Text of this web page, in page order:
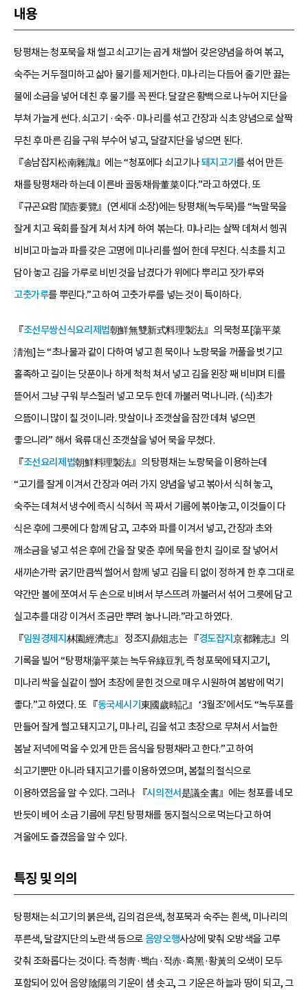
내용
탕평채는 청포묵을 채 썰고 쇠고기는 곱게 채썰어 갖은양념을 하여 볶고,
숙주는 거두절미하고 삶아 물기를 제거한다. 미나리는 다듬어 줄기만 끓는
물에 소금을 넣어 데친 후 물기를 꼭 짠다. 달걀은 황백으로 나누어 지단을
부쳐 가늘게 썬다. 쇠고기 ·숙주·미나리를 섞고 간장과 식초 양념으로 살짝
무친 후 마른 김을 구워 부수어 넣고, 달걀지단을 넣으면 된다.
『송남잡지松南雜識』에는 “청포에다 쇠고기나돼지고기 를 섞어 만든
채를 탕평채라 하는데 이른바 골동채骨董菜이다.”라고 하였다. 또
『규곤요람 閨壼要覽』(연세대 소장)에는 탕평채(녹두묵)를 “녹말묵을
잘게 치고 육회를 잘게 쳐서 차게 하여 볶는다. 미나리는 살짝 데쳐서 헹궈
비비고 마늘과 파를 갖은 고명에 미나리를 썰어 한데 무친다. 식초를 치고
담아 놓고 김을 가루로 비빈 것을 남겼다가 위에다 뿌리고 잣가루와
고춧가루를 뿌린다.”고 하여 고춧가루를 넣는 것이 특이하다.
『조선무쌍신식요리제법朝鮮無雙新式料理製法』의 묵청포[蕩平菜
淸泡]는 “초나물과 같이 다하여 넣고 흰 묵이나 노랑묵을 꺼풀을 벗기고
홀족하고 길이는 닷푼이나 하게 척척 쳐서 넣고 김을 왼장 째 비비며 티를
뜯어서 그냥 구워 부스질러 넣고 모두 한데 까불러 먹나니라. (식)초가
으뜸이니 많이 칠 것이니라. 맛살이나 조갯살을 잠깐 데쳐 넣으면
좋으니라” 해서 육류 대신 조갯살을 넣어 묵을 무쳤다.
『조선요리제법朝鮮料理製法』의 탕평채는 노랑묵을 이용하는데
“고기를 잘게 이겨서 간장과 여러 가지 양념을 넣고 볶아서 식혀 놓고,
숙주는 데쳐서 냉수에 즉시 식혀서 꼭 짜서 기름에 볶아놓고, 이것들이 다
식은 후에 그릇에 다 함께 담고, 고추와 파를 이겨서 넣고, 간장과 초와
깨소금을 넣고 섞은 후에 간을 잘 맞춘 후에 묵을 한치 길이로 잘 넣어서
새끼손가락 굵기만큼씩 썰어서 함께 넣고 김을 티 없이 정하게 한 후 그대로
약간만 볼에 쪼여서 두 손으로 비벼서 부스뜨려 까불러서 섞어 그릇에 담고
실고추를 대강 이겨서 조금만 뿌려 놓나니라.”라고 하였다.
『임원경제지 林園經濟志』 정조지鼎俎志는 『경도잡지京都雜志』의
기록을 빌어 “탕평채蕩平菜는 녹두유綠豆乳 즉 청포묵에 돼지고기,
미나리 싹을 실같이 썰어 초장에 묻힌 것으로 매우 시원하여 봄밤에 먹기
좋다.”고 하였다. 또 『동국세시기 東國歲時記』 ‘3월조’에서도 “녹두포를
만들어 잘게 썰고 돼지고기, 미나리, 김을 섞고 초장으로 무쳐서 서늘한
봄날 저녁에 먹을 수 있게 만든 음식을 탕평채라고 한다.”고 하여
쇠고기뿐만 아니라 돼지고기를 이용하였으며, 봄철의 절식으로
이용하였음을 알 수 있다. 그러나 『시의전서是議全書』에는 청포를 네모
반듯이 베어 소금 기름에 무친 탕평채를 동지절식으로 먹는다고 하여
겨울에도 즐겼음을 알 수 있다.
특징 및 의의
탕평채는 쇠고기의 붉은색, 김의 검은색, 청포묵과 숙주는 흰색, 미나리의
푸른색, 달걀지단의 노란색 등으로 음양오행사상에 맞춰 오방색을 고루
갖춰 조화롭다는 것이다. 즉 청靑·백白·적赤·흑黑·황黃의 오색이 모두
포함되어 있어 음양 陰陽의 기운이 샘 솟고, 그 기운은 하늘과 땅이 되고, 그